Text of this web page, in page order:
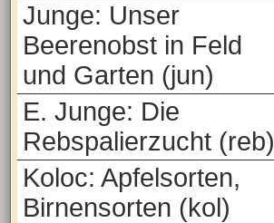
Junge: Unser
Beerenobst in Feld
und Garten (jun)
E. Junge: Die
Rebspalierzucht (reb)
Koloc: Apfelsorten,
Birnensorten (kol)